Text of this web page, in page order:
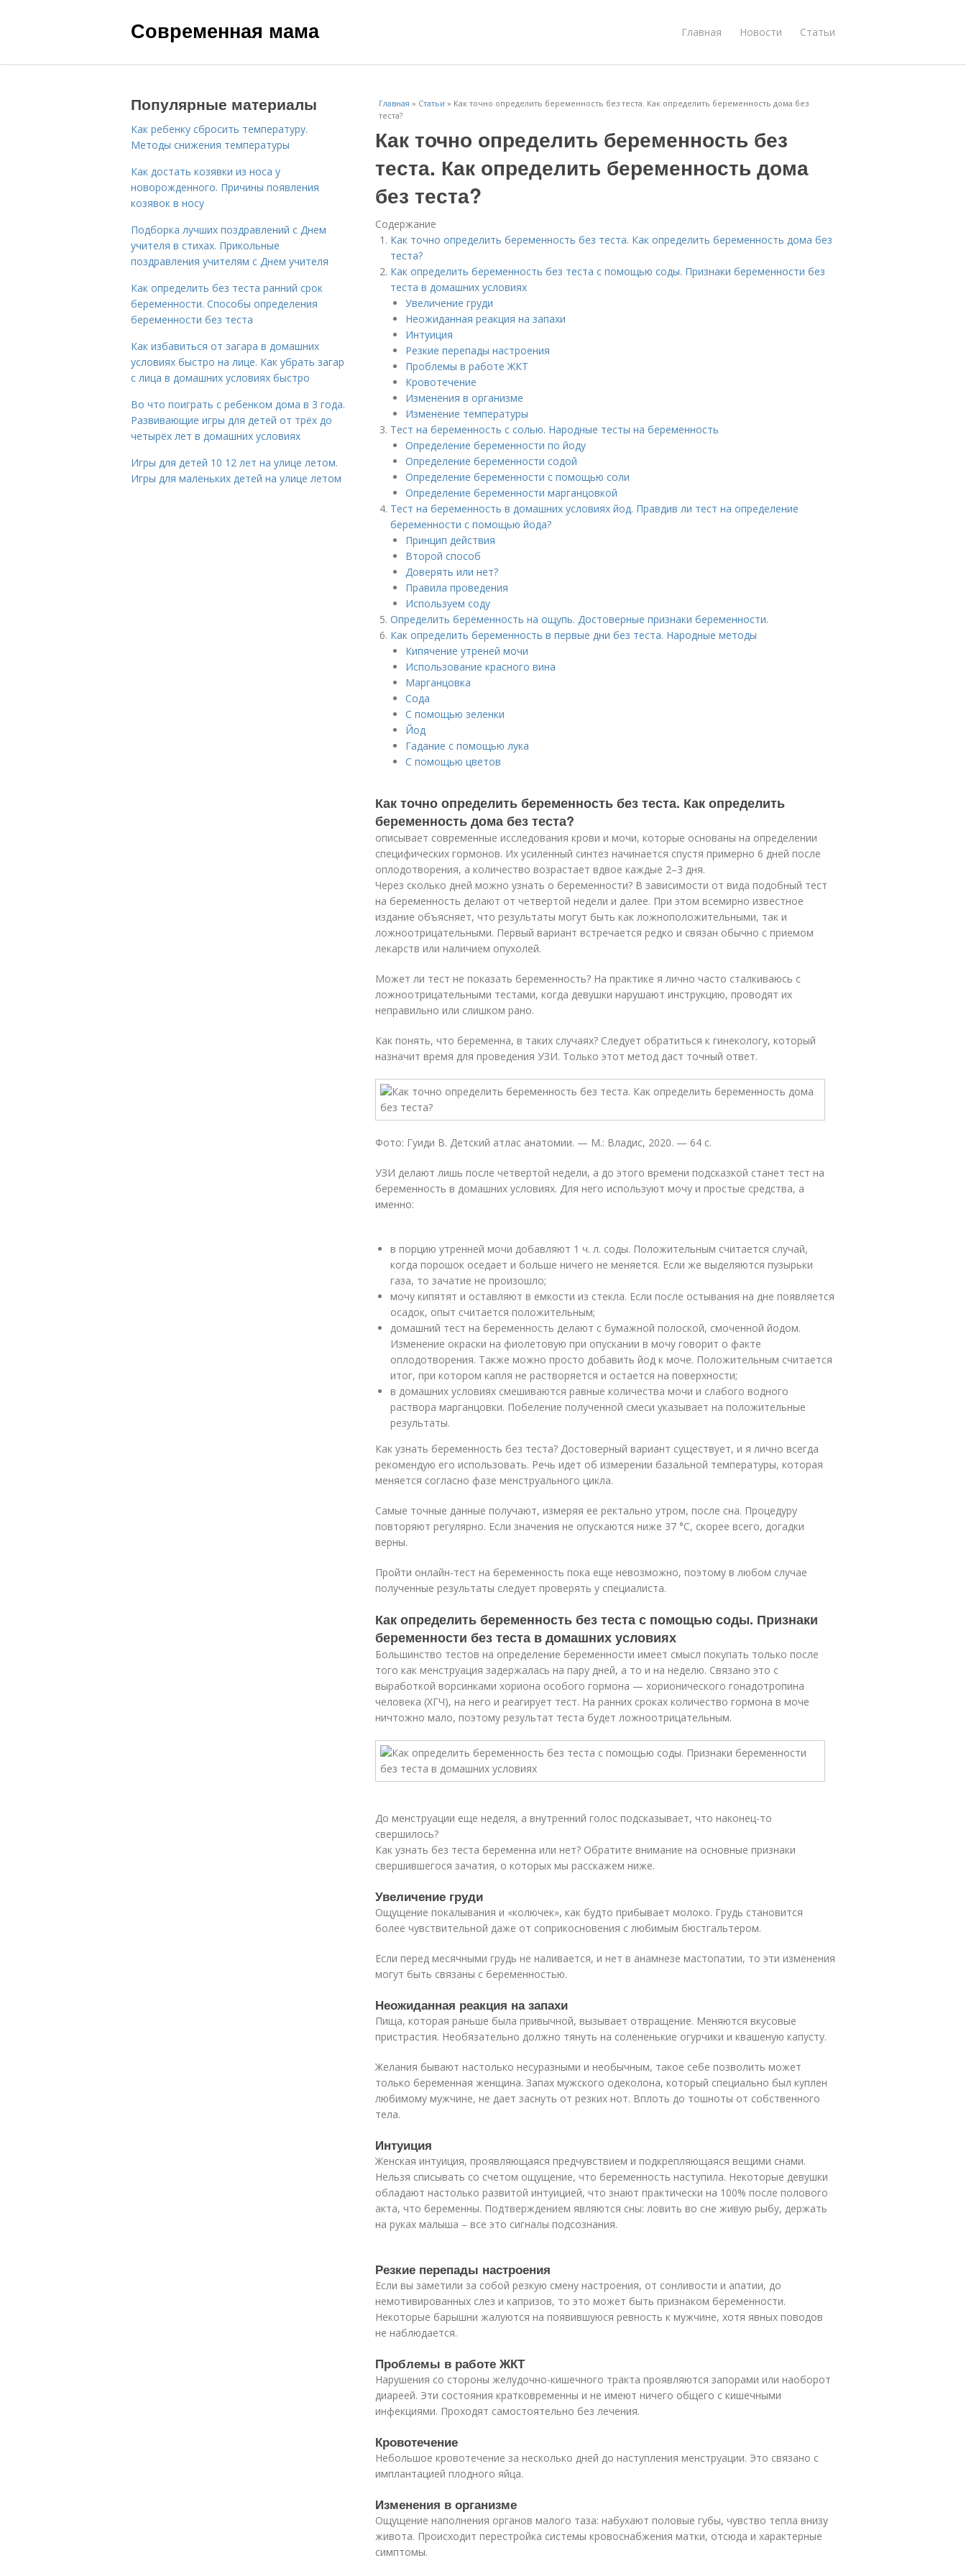
Современная мама Главная Новости Статьи
Главная » Статьи » Как точно определить беременность без теста. Как определить беременность дома без
теста?
Как точно определить беременность без
теста. Как определить беременность дома
без теста?
Содержание
Как точно определить беременность без теста. Как определить беременность дома без
теста?
Как определить беременность без теста с помощью соды. Признаки беременности без
теста в домашних условиях
Увеличение груди
Неожиданная реакция на запахи
Интуиция
Резкие перепады настроения
Проблемы в работе ЖКТ
Кровотечение
Изменения в организме
Изменение температуры
Тест на беременность с солью. Народные тесты на беременность
Определение беременности по йоду
Определение беременности содой
Определение беременности с помощью соли
Определение беременности марганцовкой
Тест на беременность в домашних условиях йод. Правдив ли тест на определение
беременности с помощью йода?
Принцип действия
Второй способ
Доверять или нет?
Правила проведения
Используем соду
Определить беременность на ощупь. Достоверные признаки беременности.
Как определить беременность в первые дни без теста. Народные методы
Кипячение утреней мочи
Использование красного вина
Марганцовка
Сода
С помощью зеленки
Йод
Гадание с помощью лука
С помощью цветов
Как точно определить беременность без теста. Как определить
беременность дома без теста?
описывает современные исследования крови и мочи, которые основаны на определении
специфических гормонов. Их усиленный синтез начинается спустя примерно 6 дней после
оплодотворения, а количество возрастает вдвое каждые 2–3 дня.
Через сколько дней можно узнать о беременности? В зависимости от вида подобный тест
на беременность делают от четвертой недели и далее. При этом всемирно известное
издание объясняет, что результаты могут быть как ложноположительными, так и
ложноотрицательными. Первый вариант встречается редко и связан обычно с приемом
лекарств или наличием опухолей.
Может ли тест не показать беременность? На практике я лично часто сталкиваюсь с
ложноотрицательными тестами, когда девушки нарушают инструкцию, проводят их
неправильно или слишком рано.
Как понять, что беременна, в таких случаях? Следует обратиться к гинекологу, который
назначит время для проведения УЗИ. Только этот метод даст точный ответ.
Фото: Гуиди В. Детский атлас анатомии. — М.: Владис, 2020. — 64 с.
УЗИ делают лишь после четвертой недели, а до этого времени подсказкой станет тест на
беременность в домашних условиях. Для него используют мочу и простые средства, а
именно:
в порцию утренней мочи добавляют 1 ч. л. соды. Положительным считается случай,
когда порошок оседает и больше ничего не меняется. Если же выделяются пузырьки
газа, то зачатие не произошло;
мочу кипятят и оставляют в емкости из стекла. Если после остывания на дне появляется
осадок, опыт считается положительным;
домашний тест на беременность делают с бумажной полоской, смоченной йодом.
Изменение окраски на фиолетовую при опускании в мочу говорит о факте
оплодотворения. Также можно просто добавить йод к моче. Положительным считается
итог, при котором капля не растворяется и остается на поверхности;
в домашних условиях смешиваются равные количества мочи и слабого водного
раствора марганцовки. Побеление полученной смеси указывает на положительные
результаты.
Как узнать беременность без теста? Достоверный вариант существует, и я лично всегда
рекомендую его использовать. Речь идет об измерении базальной температуры, которая
меняется согласно фазе менструального цикла.
Самые точные данные получают, измеряя ее ректально утром, после сна. Процедуру
повторяют регулярно. Если значения не опускаются ниже 37 °С, скорее всего, догадки
верны.
Пройти онлайн-тест на беременность пока еще невозможно, поэтому в любом случае
полученные результаты следует проверять у специалиста.
Как определить беременность без теста с помощью соды. Признаки
беременности без теста в домашних условиях
Большинство тестов на определение беременности имеет смысл покупать только после
того как менструация задержалась на пару дней, а то и на неделю. Связано это с
выработкой ворсинками хориона особого гормона — хорионического гонадотропина
человека (ХГЧ), на него и реагирует тест. На ранних сроках количество гормона в моче
ничтожно мало, поэтому результат теста будет ложноотрицательным.
До менструации еще неделя, а внутренний голос подсказывает, что наконец-то
свершилось?
Как узнать без теста беременна или нет? Обратите внимание на основные признаки
свершившегося зачатия, о которых мы расскажем ниже.
Увеличение груди
Ощущение покалывания и «колючек», как будто прибывает молоко. Грудь становится
более чувствительной даже от соприкосновения с любимым бюстгальтером.
Если перед месячными грудь не наливается, и нет в анамнезе мастопатии, то эти изменения
могут быть связаны с беременностью.
Неожиданная реакция на запахи
Пища, которая раньше была привычной, вызывает отвращение. Меняются вкусовые
пристрастия. Необязательно должно тянуть на солененькие огурчики и квашеную капусту.
Желания бывают настолько несуразными и необычным, такое себе позволить может
только беременная женщина. Запах мужского одеколона, который специально был куплен
любимому мужчине, не дает заснуть от резких нот. Вплоть до тошноты от собственного
тела.
Интуиция
Женская интуиция, проявляющаяся предчувствием и подкрепляющаяся вещими снами.
Нельзя списывать со счетом ощущение, что беременность наступила. Некоторые девушки
обладают настолько развитой интуицией, что знают практически на 100% после полового
акта, что беременны. Подтверждением являются сны: ловить во сне живую рыбу, держать
на руках малыша – все это сигналы подсознания.
Резкие перепады настроения
Если вы заметили за собой резкую смену настроения, от сонливости и апатии, до
немотивированных слез и капризов, то это может быть признаком беременности.
Некоторые барышни жалуются на появившуюся ревность к мужчине, хотя явных поводов
не наблюдается.
Проблемы в работе ЖКТ
Нарушения со стороны желудочно-кишечного тракта проявляются запорами или наоборот
диареей. Эти состояния кратковременны и не имеют ничего общего с кишечными
инфекциями. Проходят самостоятельно без лечения.
Кровотечение
Небольшое кровотечение за несколько дней до наступления менструации. Это связано с
имплантацией плодного яйца.
Изменения в организме
Ощущение наполнения органов малого таза: набухают половые губы, чувство тепла внизу
живота. Происходит перестройка системы кровоснабжения матки, отсюда и характерные
симптомы.
Популярные материалы
Как ребенку сбросить температуру.
Методы снижения температуры
Как достать козявки из носа у
новорожденного. Причины появления
козявок в носу
Подборка лучших поздравлений с Днем
учителя в стихах. Прикольные
поздравления учителям с Днем учителя
Как определить без теста ранний срок
беременности. Способы определения
беременности без теста
Как избавиться от загара в домашних
условиях быстро на лице. Как убрать загар
с лица в домашних условиях быстро
Во что поиграть с ребенком дома в 3 года.
Развивающие игры для детей от трёх до
четырёх лет в домашних условиях
Игры для детей 10 12 лет на улице летом.
Игры для маленьких детей на улице летом